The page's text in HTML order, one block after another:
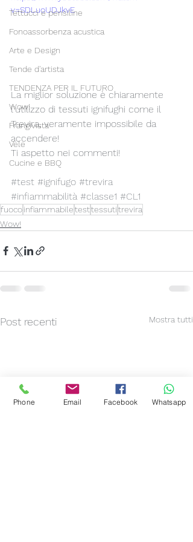
Tettucci e pensiline
Fonoassorbenza acustica
Arte e Design
Tende d'artista
TENDENZA PER IL FUTURO
Wow!
Frangivista
Vele
Cucine e BBQ
v=SDLuoUDJkvE
La miglior soluzione è chiaramente
l'utilizzo di tessuti ignifughi come il
Trevira, veramente impossibile da
accendere!
Ti aspetto nei commenti!
#test #ignifugo #trevira
#infiammabilità #classe1 #CL1
fuocoinfiammabiletesttessutitrevira
Wow!
Post recenti Mostra tutti
Phone Email Facebook Whatsapp